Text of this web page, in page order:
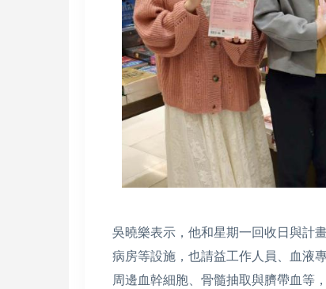
吳曉樂表示，他和星期一回收日與計
病房等設施，也請益工作人員、血液
周邊血幹細胞、骨髓抽取與臍帶血等